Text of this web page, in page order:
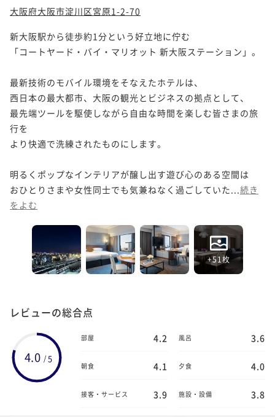
大阪府大阪市淀川区宮原1-2-70
新大阪駅から徒歩約1分という好立地に佇む
「コートヤード・バイ・マリオット 新大阪ステーション」。
最新技術のモバイル環境をそなえたホテルは、
西日本の最大都市、大阪の観光とビジネスの拠点として、
最先端ツールを駆使しながら自由な時間を楽しむ皆さまの旅
行を
より快適で洗練されたものにします。
明るくポップなインテリアが醸し出す遊び心のある空間は
おひとりさまや女性同士でも気兼ねなく過ごしていた... 続き
をよむ
+51枚
レビューの総合点
4.0 /5
部屋 4.2 風呂 3.6
朝食 4.1 夕食 4.0
接客・サービス 3.9 施設・設備 3.8